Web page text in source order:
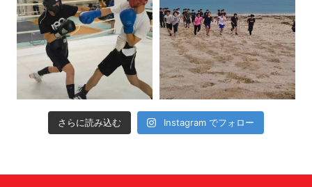
さらに読み込む Instagram でフォロー